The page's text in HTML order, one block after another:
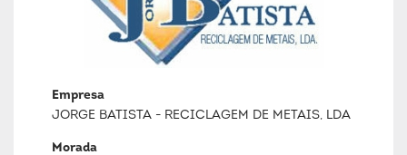
Empresa
JORGE BATISTA - RECICLAGEM DE METAIS, LDA
Morada